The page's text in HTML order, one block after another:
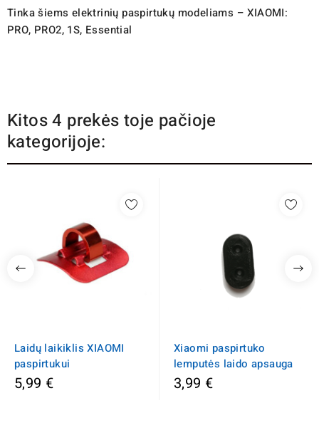
Tinka šiems elektrinių paspirtukų modeliams – XIAOMI:
PRO, PRO2, 1S, Essential
Kitos 4 prekės toje pačioje
kategorijoje:
Laidų laikiklis XIAOMI
paspirtukui
5,99 €
Xiaomi paspirtuko
lemputės laido apsauga
3,99 €